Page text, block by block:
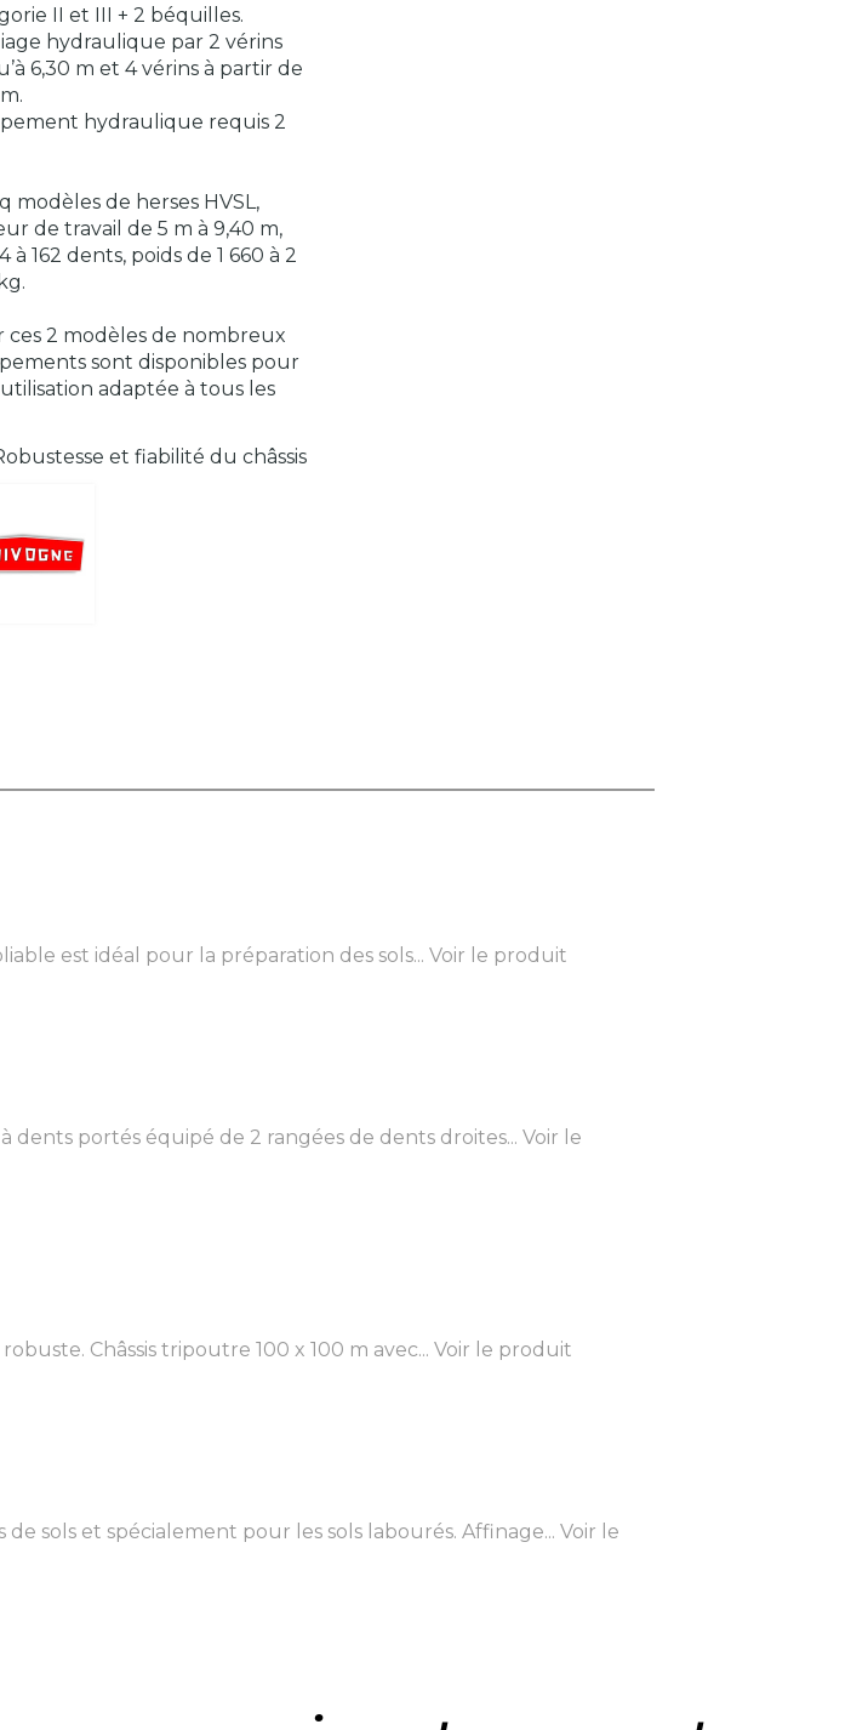
et fiabilité du châssis
II et III + 2 béquilles.
hydraulique par 2 vérins
6,30 m et 4 vérins à partir de
hydraulique requis 2
modèles de herses HVSL,
de travail de 5 m à 9,40 m,
à 162 dents, poids de 1 660 à 2
ces 2 modèles de nombreux
sont disponibles pour
adaptée à tous les
est idéal pour la préparation des sols... Voir le produit
portés équipé de 2 rangées de dents droites... Voir le
Châssis tripoutre 100 x 100 m avec... Voir le produit
sols et spécialement pour les sols labourés. Affinage... Voir le